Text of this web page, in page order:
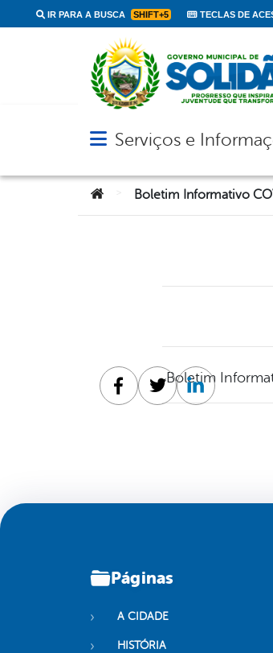
IR PARA A BUSCA SHIFT+5 TECLAS DE
Abrir menu principal de
Serviços e
Você está aqui:Boletim Informativo
Boletim
Facebook
Twitter
Páginas
A CIDADE
HISTÓRIA